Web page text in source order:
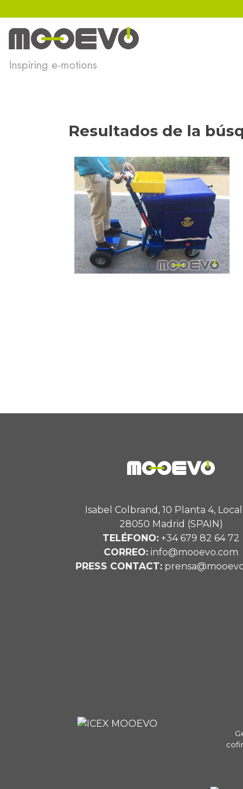
al
contenido
Inspiring e-motions
Resultados de la
Isabel Colbrand, 10 Planta 4, Local
28050 Madrid (SPAIN)
TELÉFONO: +34 679 82 64 72
CORREO: info@mooevo.com
PRESS CONTACT: